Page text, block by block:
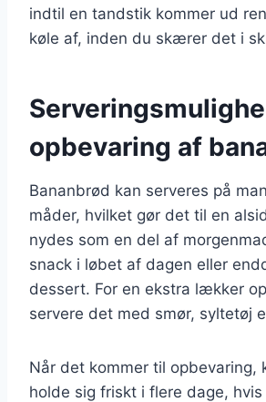
indtil en tandstik kommer ud
køle af, inden du skærer det i
opbevaring af
Bananbrød kan serveres på
måder, hvilket gør det til en
nydes som en del af
snack i løbet af dagen eller
dessert. For en ekstra lækker
servere det med smør, syltetøj
Når det kommer til opbevaring,
holde sig friskt i flere dage,